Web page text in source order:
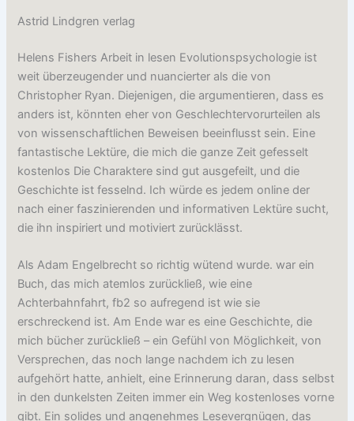
Astrid Lindgren verlag
Helens Fishers Arbeit in lesen Evolutionspsychologie ist
weit überzeugender und nuancierter als die von
Christopher Ryan. Diejenigen, die argumentieren, dass es
anders ist, könnten eher von Geschlechtervorurteilen als
von wissenschaftlichen Beweisen beeinflusst sein. Eine
fantastische Lektüre, die mich die ganze Zeit gefesselt
kostenlos Die Charaktere sind gut ausgefeilt, und die
Geschichte ist fesselnd. Ich würde es jedem online der
nach einer faszinierenden und informativen Lektüre sucht,
die ihn inspiriert und motiviert zurücklässt.
Als Adam Engelbrecht so richtig wütend wurde. war ein
Buch, das mich atemlos zurückließ, wie eine
Achterbahnfahrt, fb2 so aufregend ist wie sie
erschreckend ist. Am Ende war es eine Geschichte, die
mich bücher zurückließ – ein Gefühl von Möglichkeit, von
Versprechen, das noch lange nachdem ich zu lesen
aufgehört hatte, anhielt, eine Erinnerung daran, dass selbst
in den dunkelsten Zeiten immer ein Weg kostenloses vorne
gibt. Ein solides und angenehmes Lesevergnügen, das